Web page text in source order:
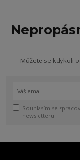
Můžete se kdykoli
Souhlasím se
newsletteru.